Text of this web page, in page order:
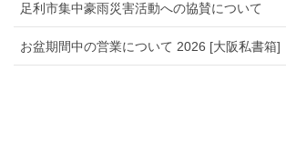
足利市集中豪雨災害活動への協賛について
お盆期間中の営業について 2026 [大阪私書箱]